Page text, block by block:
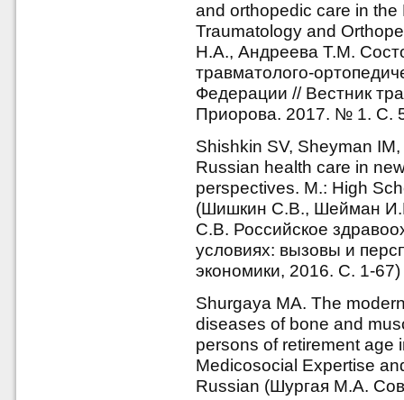
and orthopedic care in
Traumatology and
Н.А., Андреева Т.М.
травматолого-
Федерации // Вестник
Приорова. 2017. № 1. С.
Shishkin SV, Sheyman
Russian health care in
perspectives. M.: High
(Шишкин С.В., Шейман
С.В. Российское
условиях: вызовы и
экономики, 2016. С. 1-67)
Shurgaya MA. The
diseases of bone and
persons of retirement age
Medicosocial Expertise
Russian (Шургая М.А.